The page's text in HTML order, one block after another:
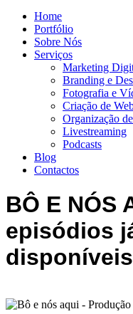
Home
Portfólio
Sobre Nós
Serviços
Marketing
Branding e
Fotografia e
Criação de
Organização
Livestreaming
Podcasts
Blog
Contactos
BÔ E NÓS
episódios
disponíveis